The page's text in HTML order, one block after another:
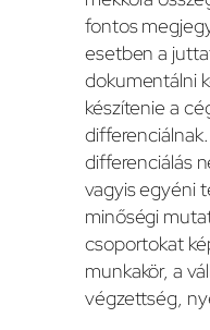
fontos
esetben a
dokumentálni
készítenie a
differenciálás
vagyis egyéni
minőségi
csoportokat
munkakör, a
végzettség,